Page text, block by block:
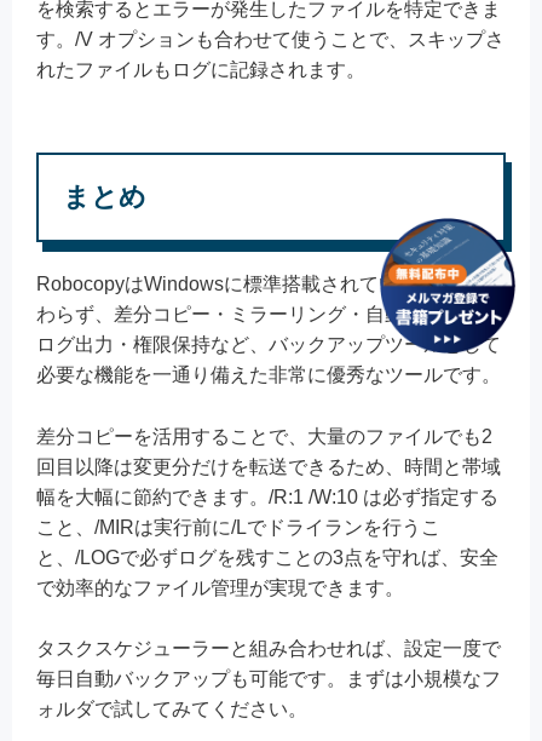
を検索するとエラーが発生したファイルを特定できま
す。/V オプションも合わせて使うことで、スキップさ
れたファイルもログに記録されます。
まとめ
RobocopyはWindowsに標準搭載されているにもかか
わらず、差分コピー・ミラーリング・自動リトライ・
ログ出力・権限保持など、バックアップツールとして
必要な機能を一通り備えた非常に優秀なツールです。
差分コピーを活用することで、大量のファイルでも2
回目以降は変更分だけを転送できるため、時間と帯域
幅を大幅に節約できます。/R:1 /W:10 は必ず指定する
こと、/MIRは実行前に/Lでドライランを行うこ
と、/LOGで必ずログを残すことの3点を守れば、安全
で効率的なファイル管理が実現できます。
タスクスケジューラーと組み合わせれば、設定一度で
毎日自動バックアップも可能です。まずは小規模なフ
ォルダで試してみてください。